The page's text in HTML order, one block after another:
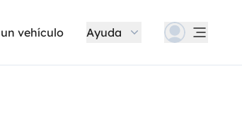
vehículo Ayuda